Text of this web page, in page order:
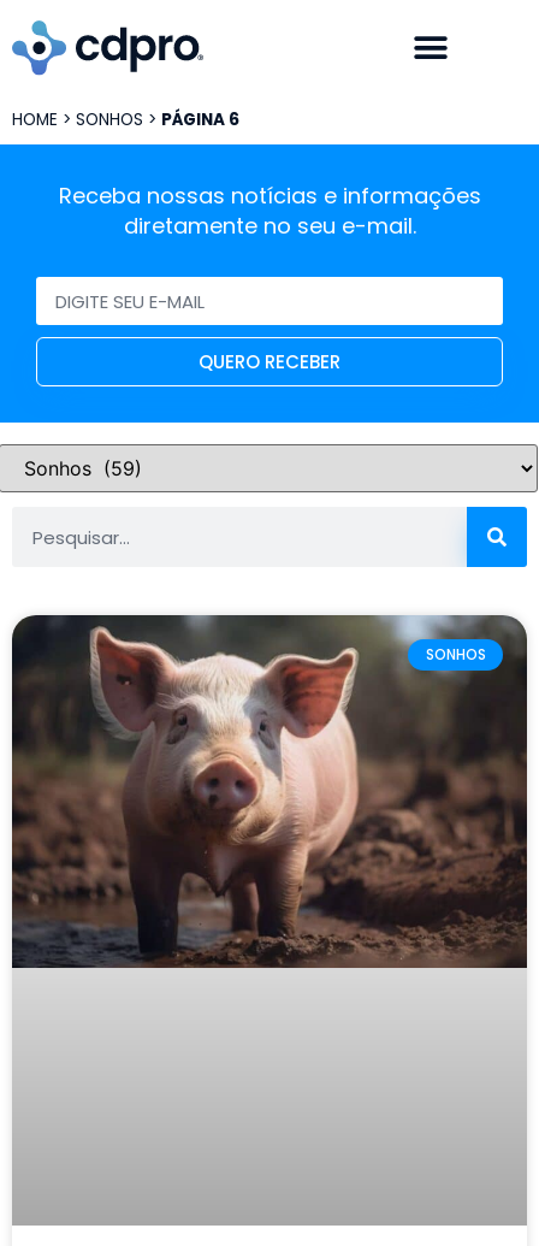
HOME > SONHOS > PÁGINA 6
Receba nossas notícias e informações
diretamente no seu e-mail.
QUERO RECEBER
SONHOS